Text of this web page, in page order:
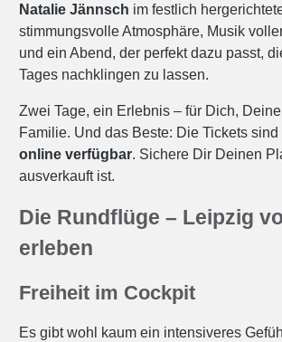
Natalie Jännsch im festlich
stimmungsvolle Atmosphäre, Musik
und ein Abend, der perfekt dazu passt,
Tages nachklingen zu lassen.
Zwei Tage, ein Erlebnis – für Dich,
Familie. Und das Beste: Die Tickets sind
online verfügbar. Sichere Dir Deinen
ausverkauft ist.
Die Rundflüge – Leipzig
erleben
Freiheit im Cockpit
Es gibt wohl kaum ein intensiveres